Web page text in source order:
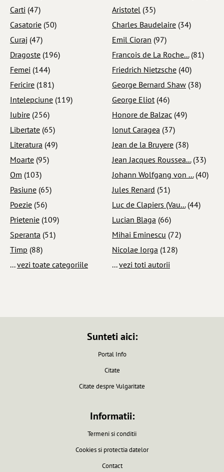
Carti (47)
Casatorie (50)
Curaj (47)
Dragoste (196)
Femei (144)
Fericire (181)
Intelepciune (119)
Iubire (256)
Libertate (65)
Literatura (49)
Moarte (95)
Om (103)
Pasiune (65)
Poezie (56)
Prietenie (109)
Speranta (51)
Timp (88)
...vezi toate categoriile
Aristotel (35)
Charles Baudelaire (34)
Emil Cioran (97)
Francois de La Roche...(81)
Friedrich Nietzsche (40)
George Bernard Shaw (38)
George Eliot (46)
Honore de Balzac (49)
Ionut Caragea (37)
Jean de la Bruyere (38)
Jean Jacques Roussea...(33)
Johann Wolfgang von ...(40)
Jules Renard (51)
Luc de Clapiers (Vau...(44)
Lucian Blaga (66)
Mihai Eminescu (72)
Nicolae Iorga (128)
...vezi toti autorii
Sunteti aici:
Portal Info
Citate
Citate despre Vulgaritate
Informatii:
Termeni si conditii
Cookies si protectia datelor
Contact